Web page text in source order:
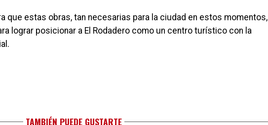
que estas obras, tan necesarias para la ciudad en estos momentos,
lograr posicionar a El Rodadero como un centro turístico con la
TAMBIÉN PUEDE GUSTARTE